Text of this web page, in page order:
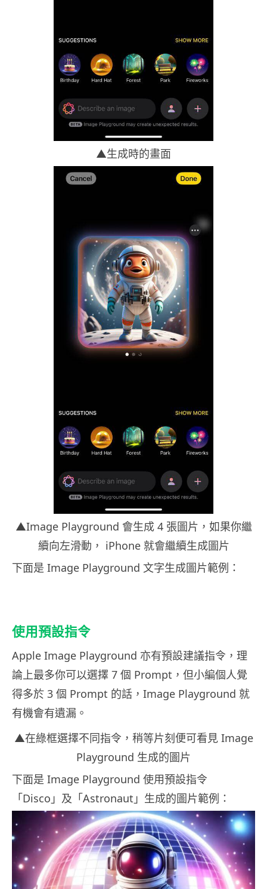
▲生成時的畫面
▲Image Playground 會生成 4 張圖片，如果你繼
續向左滑動， iPhone 就會繼續生成圖片
下面是 Image Playground 文字生成圖片範例：
使用預設指令
Apple Image Playground 亦有預設建議指令，理
論上最多你可以選擇 7 個 Prompt，但小編個人覺
得多於 3 個 Prompt 的話，Image Playground 就
有機會有遺漏。
▲在綠框選擇不同指令，稍等片刻便可看見 Image
Playground 生成的圖片
下面是 Image Playground 使用預設指令
「Disco」及「Astronaut」生成的圖片範例：